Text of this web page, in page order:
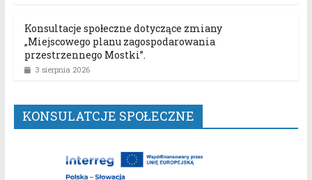
Konsultacje społeczne dotyczące zmiany
„Miejscowego planu zagospodarowania
przestrzennego Mostki”.
3 sierpnia 2026
KONSULATCJE SPOŁECZNE